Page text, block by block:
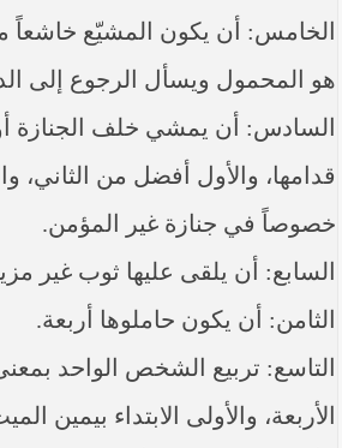
الخامس: أن يكون المشيّع خاشعاً
هو المحمول ويسأل الرجوع إلى
السادس: أن يمشي خلف الجنازة
قدامها، والأول أفضل من الثاني،
خصوصاً في جنازة غير المؤمن.
السابع: أن يلقى عليها ثوب غير
الثامن: أن يكون حاملوها أربعة.
التاسع: تربيع الشخص الواحد
الأربعة، والأولى الابتداء بيمين